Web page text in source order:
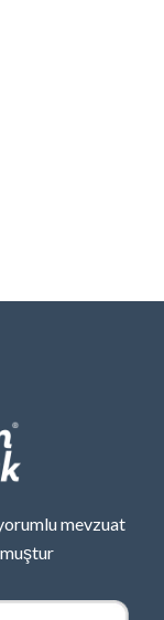
yorumlu mevzuat